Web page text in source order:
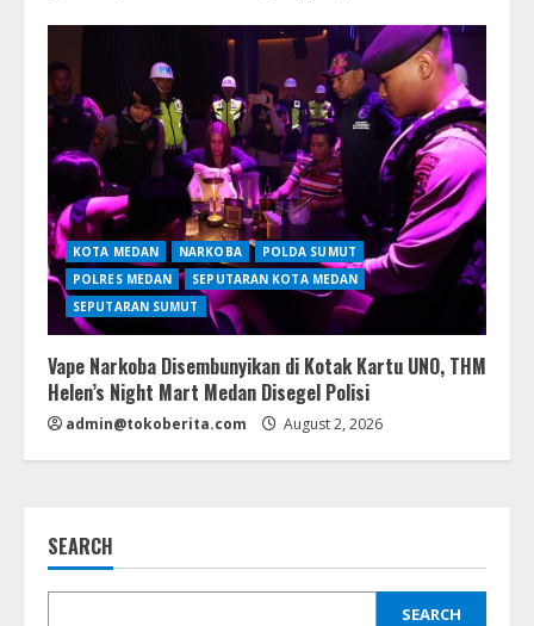
KOTA MEDAN NARKOBA
POLDA SUMUT
POLRES MEDAN
SEPUTARAN KOTA MEDAN
SEPUTARAN SUMUT
Vape Narkoba Disembunyikan di Kotak Kartu UNO, THM
Helen’s Night Mart Medan Disegel Polisi
admin@tokoberita.com August 2, 2026
SEARCH
SEARCH